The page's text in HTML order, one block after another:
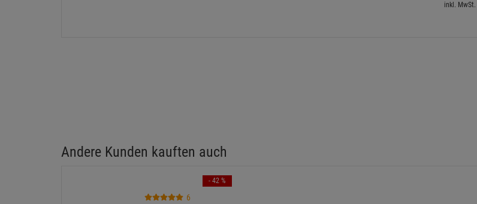
inkl. MwSt.
Andere Kunden kauften auch
6
- 42 %